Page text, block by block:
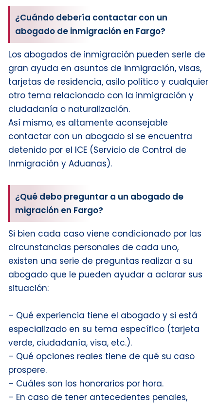
¿Cuándo debería contactar con un
abogado de inmigración en Fargo?
Los abogados de inmigración pueden serle de
gran ayuda en asuntos de inmigración, visas,
tarjetas de residencia, asilo político y cualquier
otro tema relacionado con la inmigración y
ciudadanía o naturalización.
Así mismo, es altamente aconsejable
contactar con un abogado si se encuentra
detenido por el ICE (Servicio de Control de
Inmigración y Aduanas).
¿Qué debo preguntar a un abogado de
migración en Fargo?
Si bien cada caso viene condicionado por las
circunstancias personales de cada uno,
existen una serie de preguntas realizar a su
abogado que le pueden ayudar a aclarar sus
situación:
– Qué experiencia tiene el abogado y si está
especializado en su tema específico (tarjeta
verde, ciudadanía, visa, etc.).
– Qué opciones reales tiene de qué su caso
prospere.
– Cuáles son los honorarios por hora.
– En caso de tener antecedentes penales,